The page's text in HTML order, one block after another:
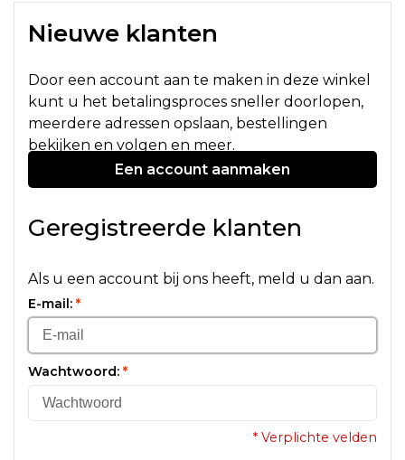
Nieuwe klanten
Door een account aan te maken in deze winkel
kunt u het betalingsproces sneller doorlopen,
meerdere adressen opslaan, bestellingen
bekijken en volgen en meer.
Een account aanmaken
Geregistreerde klanten
Als u een account bij ons heeft, meld u dan aan.
E-mail: *
Wachtwoord: *
* Verplichte velden